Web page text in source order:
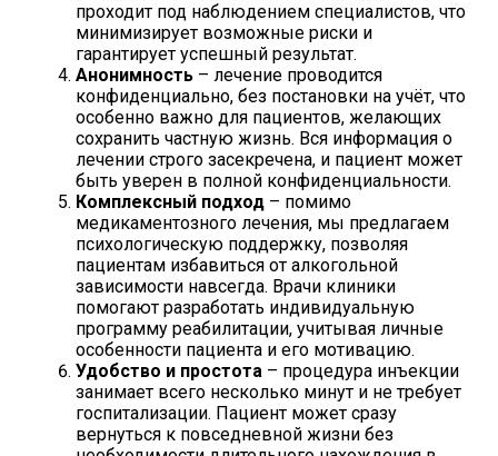
проходит под наблюдением специалистов, что
минимизирует возможные риски и
гарантирует успешный результат.
Анонимность – лечение проводится
конфиденциально, без постановки на учёт, что
особенно важно для пациентов, желающих
сохранить частную жизнь. Вся информация о
лечении строго засекречена, и пациент может
быть уверен в полной конфиденциальности.
Комплексный подход – помимо
медикаментозного лечения, мы предлагаем
психологическую поддержку, позволяя
пациентам избавиться от алкогольной
зависимости навсегда. Врачи клиники
помогают разработать индивидуальную
программу реабилитации, учитывая личные
особенности пациента и его мотивацию.
Удобство и простота – процедура инъекции
занимает всего несколько минут и не требует
госпитализации. Пациент может сразу
вернуться к повседневной жизни без